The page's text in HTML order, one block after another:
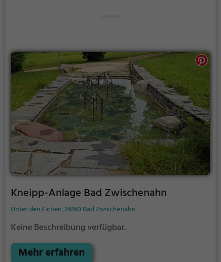
Kneipp-Anlage Bad Zwischenahn
Unter den Eichen, 26160 Bad Zwischenahn
Keine Beschreibung verfügbar.
Mehr erfahren